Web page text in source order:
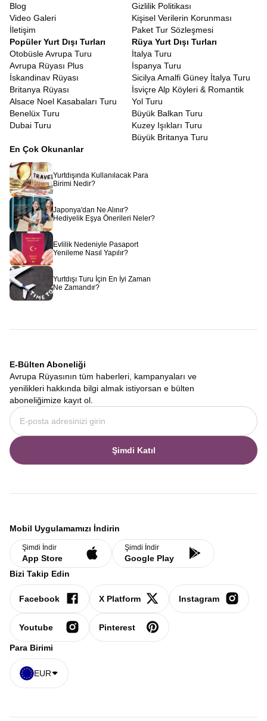
Blog
Video Galeri
İletişim
Gizlilik Politikası
Kişisel Verilerin Korunması
Paket Tur Sözleşmesi
Popüler Yurt Dışı Turları
Otobüsle Avrupa Turu
Avrupa Rüyası Plus
İskandinav Rüyası
Britanya Rüyası
Alsace Noel Kasabaları Turu
Benelüx Turu
Dubai Turu
Rüya Yurt Dışı Turları
İtalya Turu
İspanya Turu
Sicilya Amalfi Güney İtalya Turu
İsviçre Alp Köyleri & Romantik
Yol Turu
Büyük Balkan Turu
Kuzey Işıkları Turu
Büyük Britanya Turu
En Çok Okunanlar
Yurtdışında Kullanılacak Para
Birimi Nedir?
Japonya'dan Ne Alınır?
Hediyelik Eşya Önerileri Neler?
Evlilik Nedeniyle Pasaport
Yenileme Nasıl Yapılır?
Yurtdışı Turu İçin En İyi Zaman
Ne Zamandır?
E-Bülten Aboneliği
Avrupa Rüyasının tüm haberleri, kampanyaları ve
yenilikleri hakkında bilgi almak istiyorsan e bülten
aboneliğimize kayıt ol.
Şimdi Katıl
Mobil Uygulamamızı İndirin
Şimdi İndir
App Store
Şimdi İndir
Google Play
Bizi Takip Edin
Facebook X Platform Instagram
Youtube Pinterest
Para Birimi
EUR